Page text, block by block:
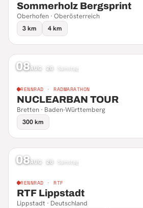
Sommerholz Bergsprint
Oberhofen · Oberösterreich
3 km
4 km
08AUG 26 Samstag
RENNRAD · RADMARATHON
NUCLEARBAN TOUR
Bretten · Baden-Württemberg
300 km
08AUG 26 Samstag
RENNRAD · RTF
RTF Lippstadt
Lippstadt · Deutschland